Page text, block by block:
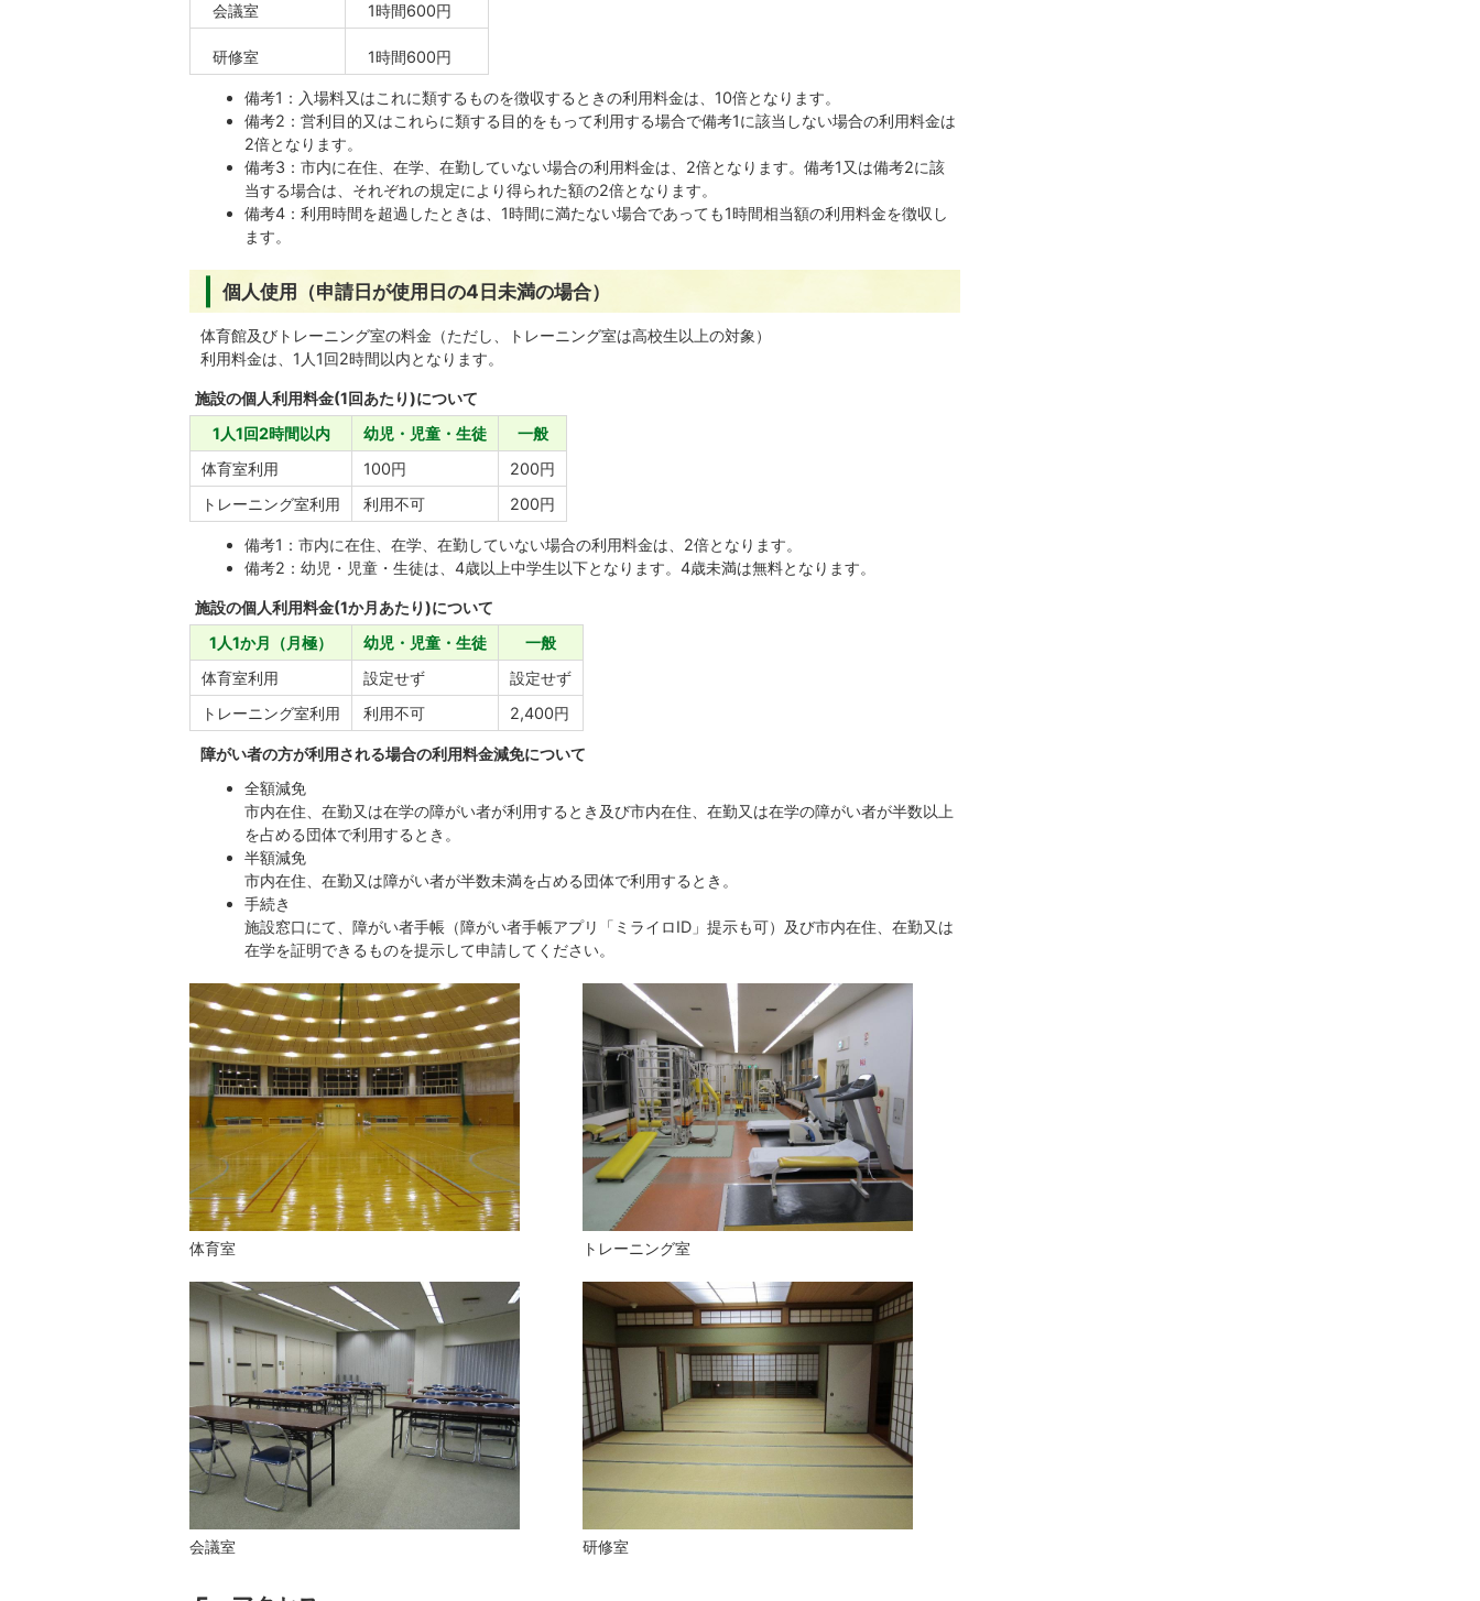
会議室 1時間600円
研修室 1時間600円
備考1：入場料又はこれに類するものを徴収するときの利用料金は、10倍となります。
備考2：営利目的又はこれらに類する目的をもって利用する場合で備考1に該当しない場合の利用料金は
2倍となります。
備考3：市内に在住、在学、在勤していない場合の利用料金は、2倍となります。備考1又は備考2に該
当する場合は、それぞれの規定により得られた額の2倍となります。
備考4：利用時間を超過したときは、1時間に満たない場合であっても1時間相当額の利用料金を徴収し
ます。
個人使用（申請日が使用日の4日未満の場合）
体育館及びトレーニング室の料金（ただし、トレーニング室は高校生以上の対象）
利用料金は、1人1回2時間以内となります。
施設の個人利用料金(1回あたり)について
1人1回2時間以内
幼児・児童・生徒
一般
体育室利用
100円
200円
トレーニング室利用
利用不可 200円
備考1：市内に在住、在学、在勤していない場合の利用料金は、2倍となります。
備考2：幼児・児童・生徒は、4歳以上中学生以下となります。4歳未満は無料となります。
施設の個人利用料金(1か月あたり)について
1人1か月（月極）
幼児・児童・生徒
一般
体育室利用
設定せず
設定せず
トレーニング室利用
利用不可 2,400円
障がい者の方が利用される場合の利用料金減免について
全額減免
市内在住、在勤又は在学の障がい者が利用するとき及び市内在住、在勤又は在学の障がい者が半数以上
を占める団体で利用するとき。
半額減免
市内在住、在勤又は障がい者が半数未満を占める団体で利用するとき。
手続き
施設窓口にて、障がい者手帳（障がい者手帳アプリ「ミライロID」提示も可）及び市内在住、在勤又は
在学を証明できるものを提示して申請してください。
体育室 トレーニング室
会議室 研修室